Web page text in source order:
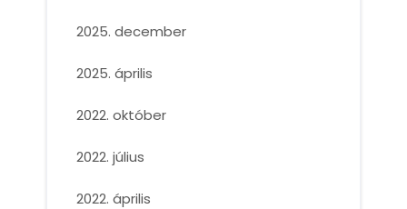
2025. december
2025. április
2022. október
2022. július
2022. április